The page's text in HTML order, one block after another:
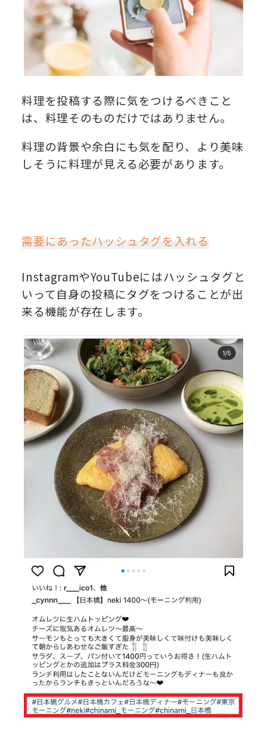
料理を投稿する際に気をつけるべきこと
は、料理そのものだけではありません。
料理の背景や余白にも気を配り、より美味
しそうに料理が見える必要があります。
需要にあったハッシュタグを入れる
InstagramやYouTubeにはハッシュタグと
いって自身の投稿にタグをつけることが出
来る機能が存在します。